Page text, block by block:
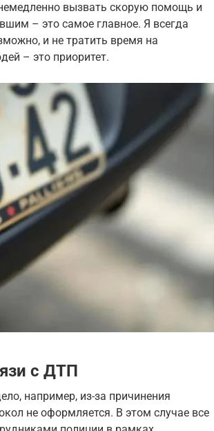
вызвать скорую помощь и
– это самое главное. Я всегда
и не тратить время на
– это приоритет.
с ДТП
например, из-за причинения
не оформляется. В этом случае все